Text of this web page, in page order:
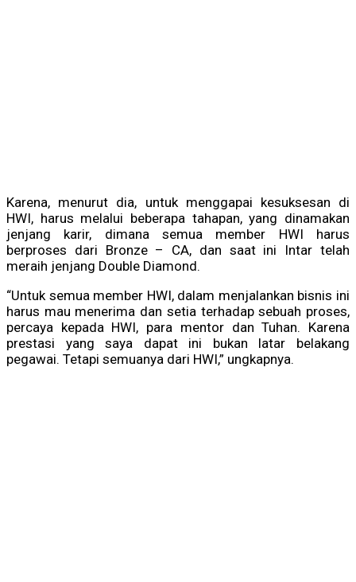
Karena, menurut dia, untuk menggapai kesuksesan di
HWI, harus melalui beberapa tahapan, yang dinamakan
jenjang karir, dimana semua member HWI harus
berproses dari Bronze – CA, dan saat ini Intar telah
meraih jenjang Double Diamond.
“Untuk semua member HWI, dalam menjalankan bisnis ini
harus mau menerima dan setia terhadap sebuah proses,
percaya kepada HWI, para mentor dan Tuhan. Karena
prestasi yang saya dapat ini bukan latar belakang
pegawai. Tetapi semuanya dari HWI,” ungkapnya.